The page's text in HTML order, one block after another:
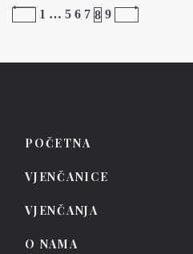
1 … 5 6 7 8 9
POČETNA
VJENČANICE
VJENČANJA
O NAMA